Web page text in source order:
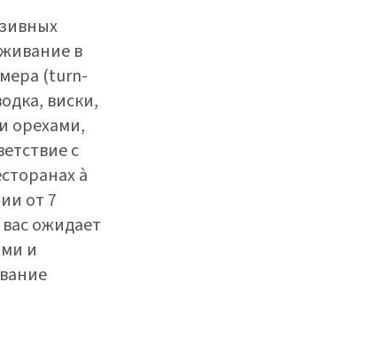
в
(turn-
виски,
орехами,
с
à
от 7
ожидает
и